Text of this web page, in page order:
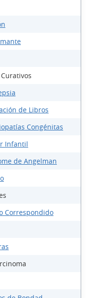
de Libros
Congénitas
Infantil
de Angelman
Correspondido